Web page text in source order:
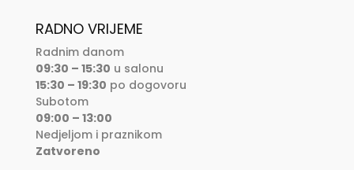
RADNO VRIJEME
Radnim danom
09:30 – 15:30 u salonu
15:30 – 19:30 po dogovoru
Subotom
09:00 – 13:00
Nedjeljom i praznikom
Zatvoreno